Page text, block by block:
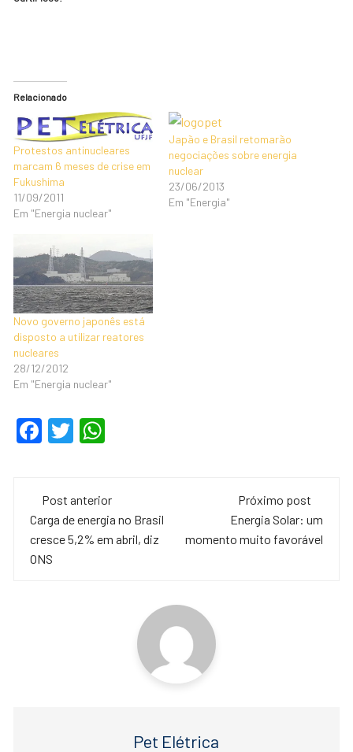
Relacionado
Protestos antinucleares
marcam 6 meses de crise em
Fukushima
11/09/2011
Em "Energia nuclear"
Japão e Brasil retomarão
negociações sobre energia
nuclear
23/06/2013
Em "Energia"
Novo governo japonês está
disposto a utilizar reatores
nucleares
28/12/2012
Em "Energia nuclear"
F
e
b
o
T
er s
A
Navegação
de
post
Post anterior
Carga de energia no Brasil
cresce 5,2% em abril, diz
ONS
Próximo post
Energia Solar: um
momento muito favorável
Pet Elétrica